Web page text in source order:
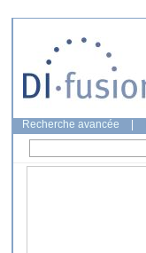
Recherche avancée